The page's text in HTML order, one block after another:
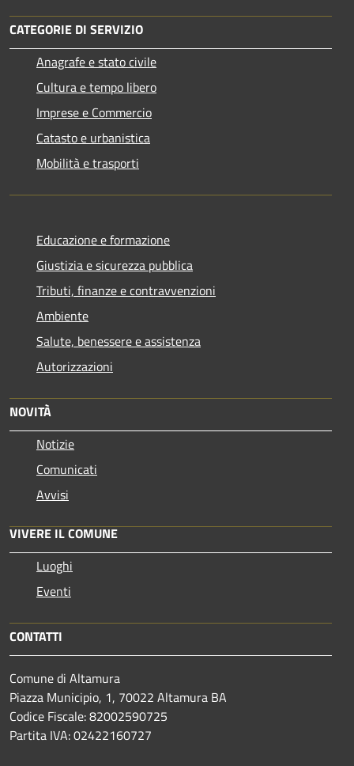
CATEGORIE DI SERVIZIO
Anagrafe e stato civile
Cultura e tempo libero
Imprese e Commercio
Catasto e urbanistica
Mobilità e trasporti
Educazione e formazione
Giustizia e sicurezza pubblica
Tributi, finanze e contravvenzioni
Ambiente
Salute, benessere e assistenza
Autorizzazioni
NOVITÀ
Notizie
Comunicati
Avvisi
VIVERE IL COMUNE
Luoghi
Eventi
CONTATTI
Comune di Altamura
Piazza Municipio, 1, 70022 Altamura BA
Codice Fiscale: 82002590725
Partita IVA: 02422160727